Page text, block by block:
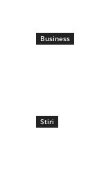
Business
Stiri